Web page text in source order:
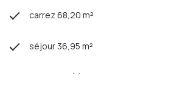
carrez 68,20 m²
séjour 36,95 m²
1 chambre(s)